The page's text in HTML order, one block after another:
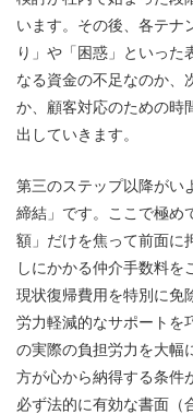
います。その後、各テナ
り」や「困惑」といった
なる資金の不足なのか、
か、顧客対応のための時
出していきます。
第三のステップ以降がい
締結」です。ここで極め
額」だけを焦って前面に
しにかかる仲介手数料を
現状復帰費用を特別に免
労力軽減的なサポートを
の実際の負担労力を大幅
方が心から納得する条件
必ず法的に有効な書面（